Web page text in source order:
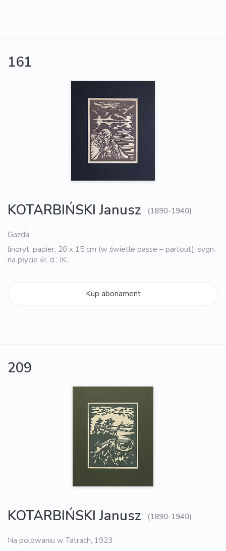
161
KOTARBIŃSKI Janusz (1890-1940)
Gazda
linoryt, papier, 20 x 15 cm (w świetle passe – partout); sygn.
na płycie śr. d.: JK.
Kup abonament
209
KOTARBIŃSKI Janusz (1890-1940)
Na polowaniu w Tatrach, 1923